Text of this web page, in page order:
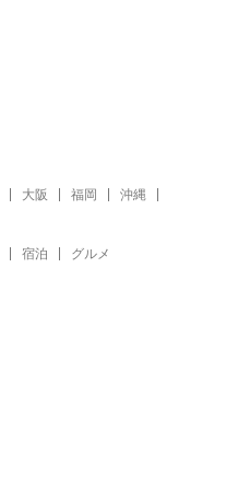
大阪 福岡 沖縄
宿泊 グルメ